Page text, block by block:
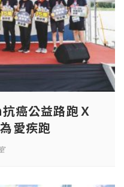
癌公益路跑Ｘ
愛疾跑